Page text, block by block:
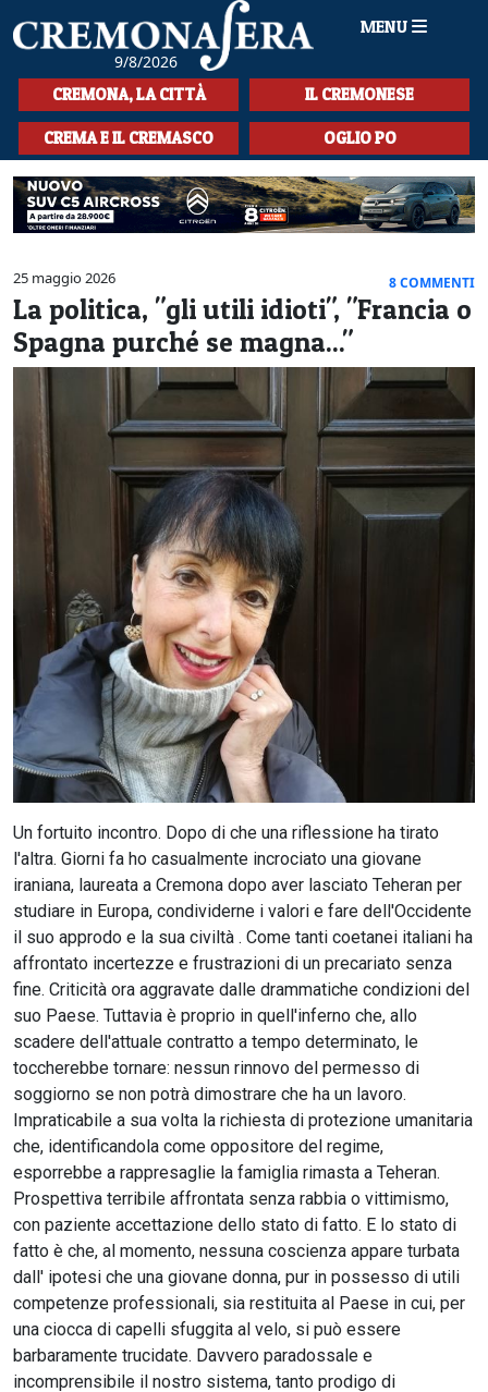
9/8/2026
MENU
HOME
CRONACA
SPORT
LA MUSICA
CULTURA
LA STORIA
SPETTACOLI
L'EDITORIALE
SEZIONI
CERCA
CREMONA, LA CITTÀ IL CREMONESE
CREMA E IL CREMASCO OGLIO PO
25 maggio 2026 8 COMMENTI
La politica, "gli utili idioti", "Francia o
Spagna purché se magna..."
Un fortuito incontro. Dopo di che una riflessione ha tirato
l'altra. Giorni fa ho casualmente incrociato una giovane
iraniana, laureata a Cremona dopo aver lasciato Teheran per
studiare in Europa, condividerne i valori e fare dell'Occidente
il suo approdo e la sua civiltà . Come tanti coetanei italiani ha
affrontato incertezze e frustrazioni di un precariato senza
fine. Criticità ora aggravate dalle drammatiche condizioni del
suo Paese. Tuttavia è proprio in quell'inferno che, allo
scadere dell'attuale contratto a tempo determinato, le
toccherebbe tornare: nessun rinnovo del permesso di
soggiorno se non potrà dimostrare che ha un lavoro.
Impraticabile a sua volta la richiesta di protezione umanitaria
che, identificandola come oppositore del regime,
esporrebbe a rappresaglie la famiglia rimasta a Teheran.
Prospettiva terribile affrontata senza rabbia o vittimismo,
con paziente accettazione dello stato di fatto. E lo stato di
fatto è che, al momento, nessuna coscienza appare turbata
dall' ipotesi che una giovane donna, pur in possesso di utili
competenze professionali, sia restituita al Paese in cui, per
una ciocca di capelli sfuggita al velo, si può essere
barbaramente trucidate. Davvero paradossale e
incomprensibile il nostro sistema, tanto prodigo di